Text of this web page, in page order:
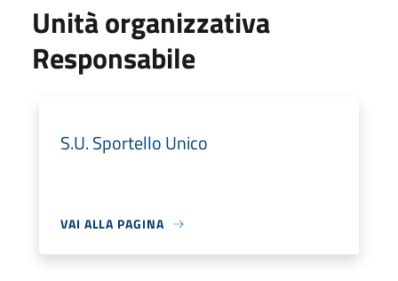
Unità organizzativa
Responsabile
S.U. Sportello Unico
VAI ALLA PAGINA